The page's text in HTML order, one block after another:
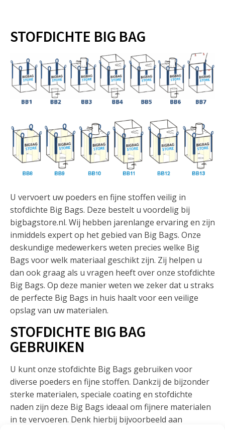
STOFDICHTE BIG BAG
U vervoert uw poeders en fijne stoffen veilig in
stofdichte Big Bags. Deze bestelt u voordelig bij
bigbagstore.nl. Wij hebben jarenlange ervaring en zijn
inmiddels expert op het gebied van Big Bags. Onze
deskundige medewerkers weten precies welke Big
Bags voor welk materiaal geschikt zijn. Zij helpen u
dan ook graag als u vragen heeft over onze stofdichte
Big Bags. Op deze manier weten we zeker dat u straks
de perfecte Big Bags in huis haalt voor een veilige
opslag van uw materialen.
STOFDICHTE BIG BAG
GEBRUIKEN
U kunt onze stofdichte Big Bags gebruiken voor
diverse poeders en fijne stoffen. Dankzij de bijzonder
sterke materialen, speciale coating en stofdichte
naden zijn deze Big Bags ideaal om fijnere materialen
in te vervoeren. Denk hierbij bijvoorbeeld aan